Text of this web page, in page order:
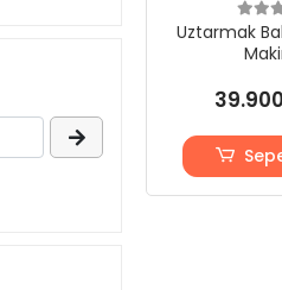
Uztarmak